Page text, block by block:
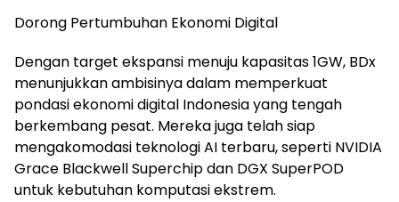
Dorong Pertumbuhan Ekonomi Digital
Dengan target ekspansi menuju kapasitas 1GW, BDx
menunjukkan ambisinya dalam memperkuat
pondasi ekonomi digital Indonesia yang tengah
berkembang pesat. Mereka juga telah siap
mengakomodasi teknologi AI terbaru, seperti NVIDIA
Grace Blackwell Superchip dan DGX SuperPOD
untuk kebutuhan komputasi ekstrem.